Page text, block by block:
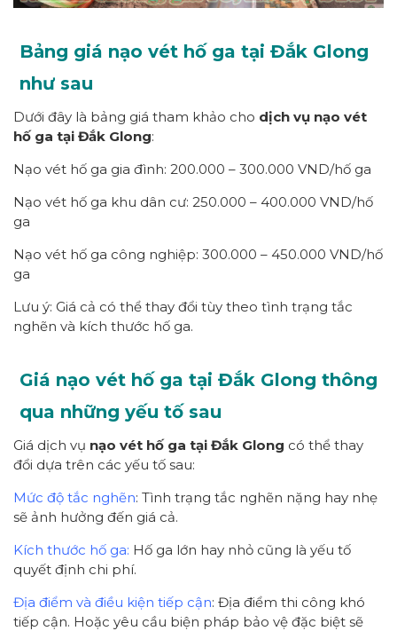
Bảng giá nạo vét hố ga tại Đắk Glong
như sau
Dưới đây là bảng giá tham khảo cho dịch vụ nạo vét
hố ga tại Đắk Glong:
Nạo vét hố ga gia đình: 200.000 – 300.000 VND/hố ga
Nạo vét hố ga khu dân cư: 250.000 – 400.000 VND/hố
ga
Nạo vét hố ga công nghiệp: 300.000 – 450.000 VND/hố
ga
Lưu ý: Giá cả có thể thay đổi tùy theo tình trạng tắc
nghẽn và kích thước hố ga.
Giá nạo vét hố ga tại Đắk Glong thông
qua những yếu tố sau
Giá dịch vụ nạo vét hố ga tại Đắk Glong có thể thay
đổi dựa trên các yếu tố sau:
Mức độ tắc nghẽn: Tình trạng tắc nghẽn nặng hay nhẹ
sẽ ảnh hưởng đến giá cả.
Kích thước hố ga: Hố ga lớn hay nhỏ cũng là yếu tố
quyết định chi phí.
Địa điểm và điều kiện tiếp cận: Địa điểm thi công khó
tiếp cận. Hoặc yêu cầu biện pháp bảo vệ đặc biệt sẽ